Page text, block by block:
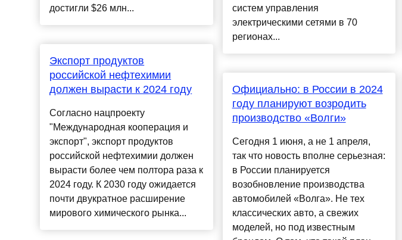
достигли $26 млн...
Экспорт продуктов
российской нефтехимии
должен вырасти к 2024 году
Согласно нацпроекту
"Международная кооперация и
экспорт", экспорт продуктов
российской нефтехимии должен
вырасти более чем полтора раза к
2024 году. К 2030 году ожидается
почти двукратное расширение
мирового химического рынка...
систем управления
электрическими сетями в 70
регионах...
Официально: в России в 2024
году планируют возродить
производство «Волги»
Сегодня 1 июня, а не 1 апреля,
так что новость вполне серьезная:
в России планируется
возобновление производства
автомобилей «Волга». Не тех
классических авто, а свежих
моделей, но под известным